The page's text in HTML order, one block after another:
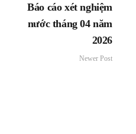
Báo cáo xét nghiệm
nước tháng 04 năm
2026
Newer Post